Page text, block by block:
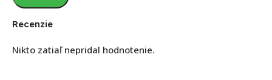
Recenzie
Nikto zatiaľ nepridal hodnotenie.